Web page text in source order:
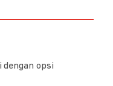
dengan opsi